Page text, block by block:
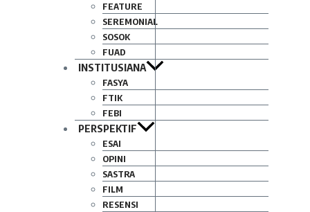
FEATURE
SEREMONIAL
SOSOK
FUAD
INSTITUSIANA
FASYA
FTIK
FEBI
PERSPEKTIF
ESAI
OPINI
SASTRA
FILM
RESENSI